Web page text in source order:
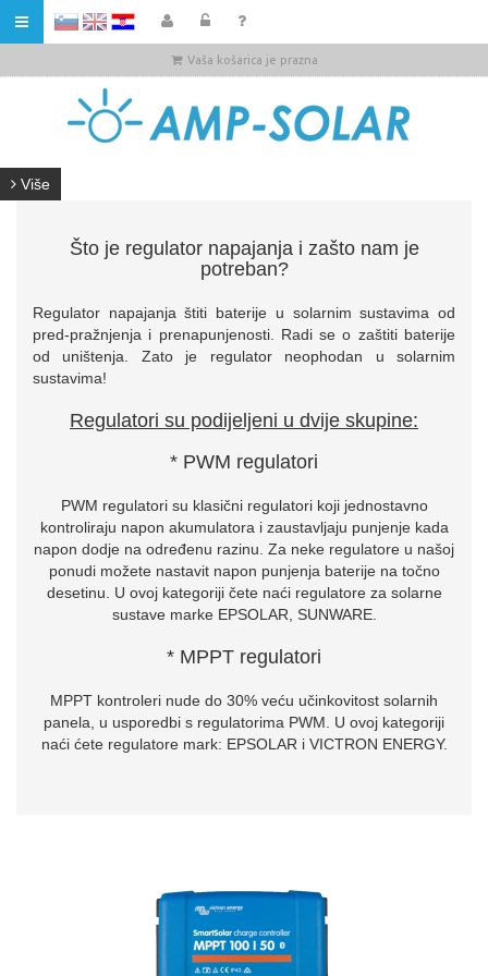
Vaša košarica je prazna
Više
Što je regulator napajanja i zašto nam je
potreban?
Regulator napajanja štiti baterije u solarnim sustavima od
pred-pražnjenja i prenapunjenosti. Radi se o zaštiti baterije
od uništenja. Zato je regulator neophodan u solarnim
sustavima!
Regulatori su podijeljeni u dvije skupine:
* PWM regulatori
PWM regulatori su klasični regulatori koji jednostavno
kontroliraju napon akumulatora i zaustavljaju punjenje kada
napon dodje na određenu razinu. Za neke regulatore u našoj
ponudi možete nastavit napon punjenja baterije na točno
desetinu. U ovoj kategoriji čete naći regulatore za solarne
sustave marke EPSOLAR, SUNWARE.
* MPPT regulatori
MPPT kontroleri nude do 30% veću učinkovitost solarnih
panela, u usporedbi s regulatorima PWM. U ovoj kategoriji
naći ćete regulatore mark: EPSOLAR i VICTRON ENERGY.